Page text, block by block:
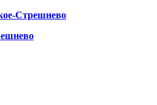
Стрешнево